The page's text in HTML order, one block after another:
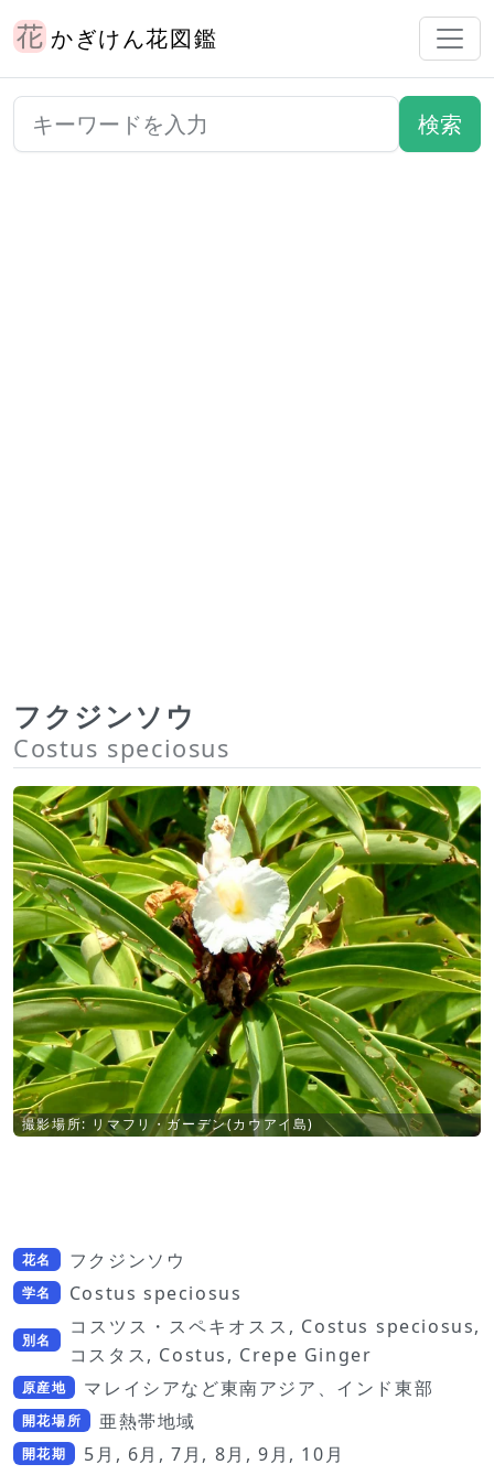
かぎけん花図鑑
フクジンソウ
Costus speciosus
撮影場所: リマフリ・ガーデン(カウアイ島)
花名 フクジンソウ
学名 Costus speciosus
別名
コスツス・スペキオスス, Costus speciosus,
コスタス, Costus, Crepe Ginger
原産地 マレイシアなど東南アジア、インド東部
開花場所 亜熱帯地域
開花期 5月, 6月, 7月, 8月, 9月, 10月